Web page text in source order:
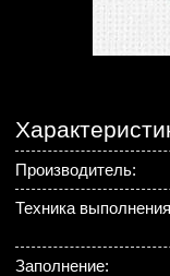
Производитель:
Техника
Заполнение: